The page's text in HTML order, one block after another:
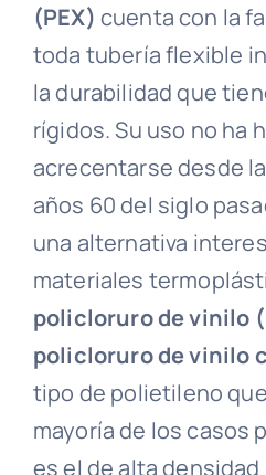
(PEX) cuenta con la
toda tubería flexible
la durabilidad que
rígidos. Su uso no ha
acrecentarse desde
años 60 del siglo
una alternativa
materiales
policloruro de vinilo
policloruro de vinilo
tipo de polietileno
mayoría de los casos
es el de alta densidad